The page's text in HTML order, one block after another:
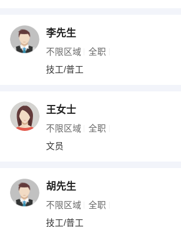
李先生
不限区域 全职
技工/普工
王女士
不限区域 全职
文员
胡先生
不限区域 全职
技工/普工